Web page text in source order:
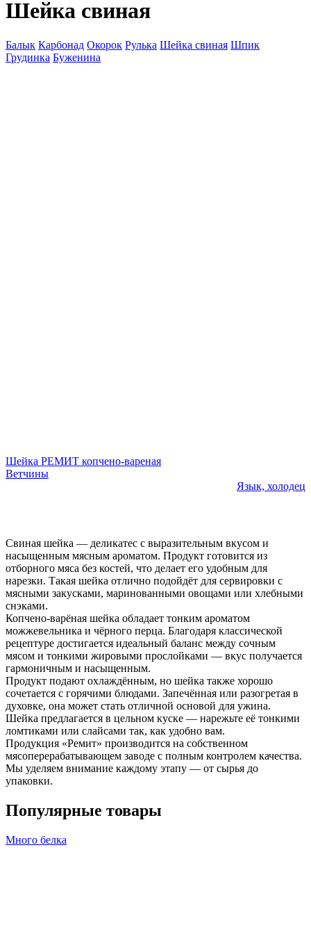
Шейка свиная
Балык Карбонад Окорок Рулька Шейка свиная Шпик
Грудинка Буженина
Шейка РЕМИТ копчено-вареная
Ветчины
Язык, холодец
Свиная шейка — деликатес с выразительным вкусом и
насыщенным мясным ароматом. Продукт готовится из
отборного мяса без костей, что делает его удобным для
нарезки. Такая шейка отлично подойдёт для сервировки с
мясными закусками, маринованными овощами или хлебными
снэками.
Копчено-варёная шейка обладает тонким ароматом
можжевельника и чёрного перца. Благодаря классической
рецептуре достигается идеальный баланс между сочным
мясом и тонкими жировыми прослойками — вкус получается
гармоничным и насыщенным.
Продукт подают охлаждённым, но шейка также хорошо
сочетается с горячими блюдами. Запечённая или разогретая в
духовке, она может стать отличной основой для ужина.
Шейка предлагается в цельном куске — нарежьте её тонкими
ломтиками или слайсами так, как удобно вам.
Продукция «Ремит» производится на собственном
мясоперерабатывающем заводе с полным контролем качества.
Мы уделяем внимание каждому этапу — от сырья до
упаковки.
Популярные товары
Много белка